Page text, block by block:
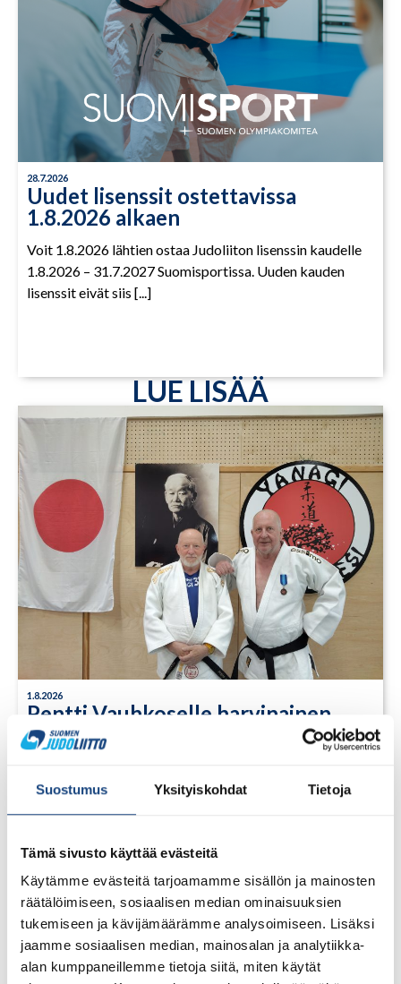
Suostumus Yksityiskohdat Tietoja
Tämä sivusto käyttää evästeitä
Käytämme evästeitä tarjoamamme sisällön ja mainosten
räätälöimiseen, sosiaalisen median ominaisuuksien
tukemiseen ja kävijämäärämme analysoimiseen. Lisäksi
jaamme sosiaalisen median, mainosalan ja analytiikka-
alan kumppaneillemme tietoja siitä, miten käytät
28.7.2026
Uudet lisenssit ostettavissa
1.8.2026 alkaen
Voit 1.8.2026 lähtien ostaa Judoliiton lisenssin kaudelle
1.8.2026 – 31.7.2027 Suomisportissa. Uuden kauden
lisenssit eivät siis [...]
LUE LISÄÄ
1.8.2026
Pentti Vauhkoselle harvinainen
huomionosoitus